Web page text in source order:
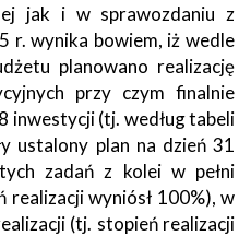
jak i w sprawozdaniu z
r. wynika bowiem, iż wedle
planowano realizację
przy czym finalnie
inwestycji (tj. według tabeli
ustalony plan na dzień 31
zadań z kolei w pełni
wyniósł 100%), w
(tj. stopień realizacji